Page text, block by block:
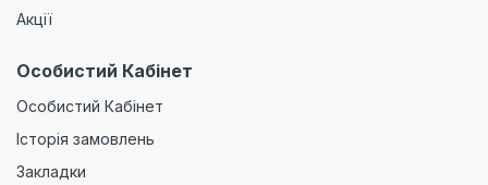
Акції
Особистий Кабінет
Особистий Кабінет
Історія замовлень
Закладки